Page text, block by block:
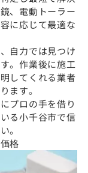
、電動トーラー
に応じて最適な
自力では見つけ
。作業後に施工
してくれる業者
ます。
プロの手を借り
る小千谷市で信
。
格